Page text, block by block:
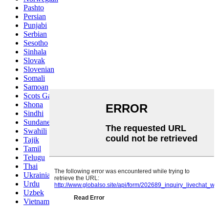
Pashto
Persian
Punjabi
Serbian
Sesotho
Sinhala
Slovak
Slovenian
Somali
Samoan
Scots Gaelic
Shona
Sindhi
Sundanese
Swahili
Tajik
Tamil
Telugu
Thai
Ukrainian
Urdu
Uzbek
Vietnamese